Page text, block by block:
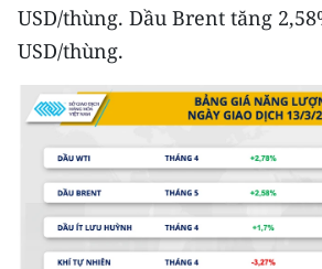
Media Y tế
Media Khoa học - Công nghệ
Media Môi trường
Ảnh
Infographic
USD/thùng. Dầu Brent tăng
USD/thùng.